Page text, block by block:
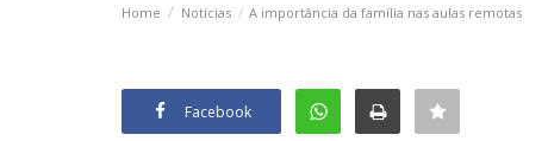
Home Notícias A importância da família nas aulas remotas
Facebook